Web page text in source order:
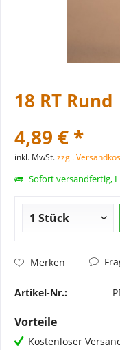
18 RT Rund
4,89 € *
inkl. MwSt.zzgl.
Sofort versandfertig,
Merken
Artikel-Nr.:
Vorteile
Kostenloser